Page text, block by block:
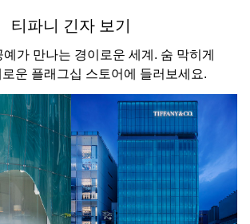
티파니 긴자 보기
가 만나는 경이로운 세계. 숨 막히게
운 플래그십 스토어에 들러보세요.